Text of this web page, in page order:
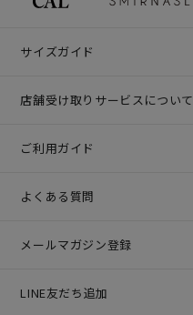
サイズガイド
店舗受け取りサービスについて
ご利用ガイド
よくある質問
メールマガジン登録
LINE友だち追加